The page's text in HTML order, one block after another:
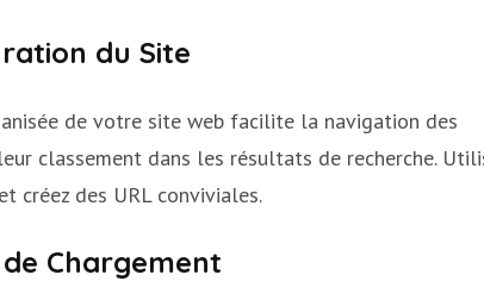
du Site
de votre site web facilite la navigation des
classement dans les résultats de recherche.
créez des URL conviviales.
Chargement